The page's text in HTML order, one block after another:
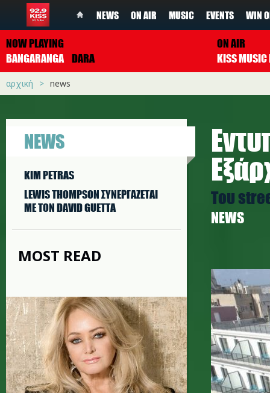
NEWS ON AIR MUSIC EVENTS WIN
NOW PLAYING
BANGARANGA DARA
ON AIR
αρχική news
NEWS
KIM PETRAS
LEWIS THOMPSON ΣΥΝΕΡΓAΖΕΤΑΙ
ΜΕ ΤΟΝ DAVID GUETTA
MOST READ
Του
NEWS